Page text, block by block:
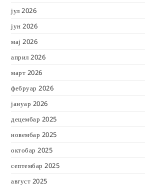
јул 2026
јун 2026
мај 2026
април 2026
март 2026
фебруар 2026
јануар 2026
децембар 2025
новембар 2025
октобар 2025
септембар 2025
август 2025